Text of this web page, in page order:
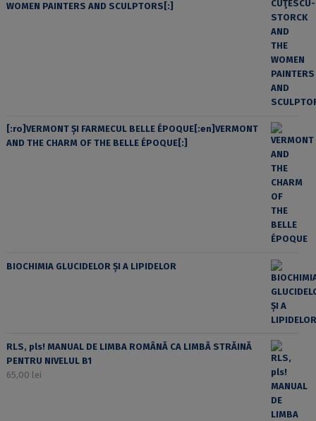
WOMEN PAINTERS AND SCULPTORS[:]
[:ro]VERMONT ȘI FARMECUL BELLE ÉPOQUE[:en]VERMONT
AND THE CHARM OF THE BELLE ÉPOQUE[:]
BIOCHIMIA GLUCIDELOR ȘI A LIPIDELOR
RLS, pls! MANUAL DE LIMBA ROMÂNĂ CA LIMBĂ STRĂINĂ
PENTRU NIVELUL B1
65,00 lei